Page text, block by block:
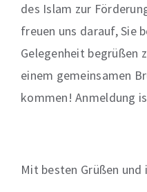
des Islam zur
freuen uns darauf, Sie
Gelegenheit begrüßen
einem gemeinsamen
kommen! Anmeldung
Mit besten Grüßen